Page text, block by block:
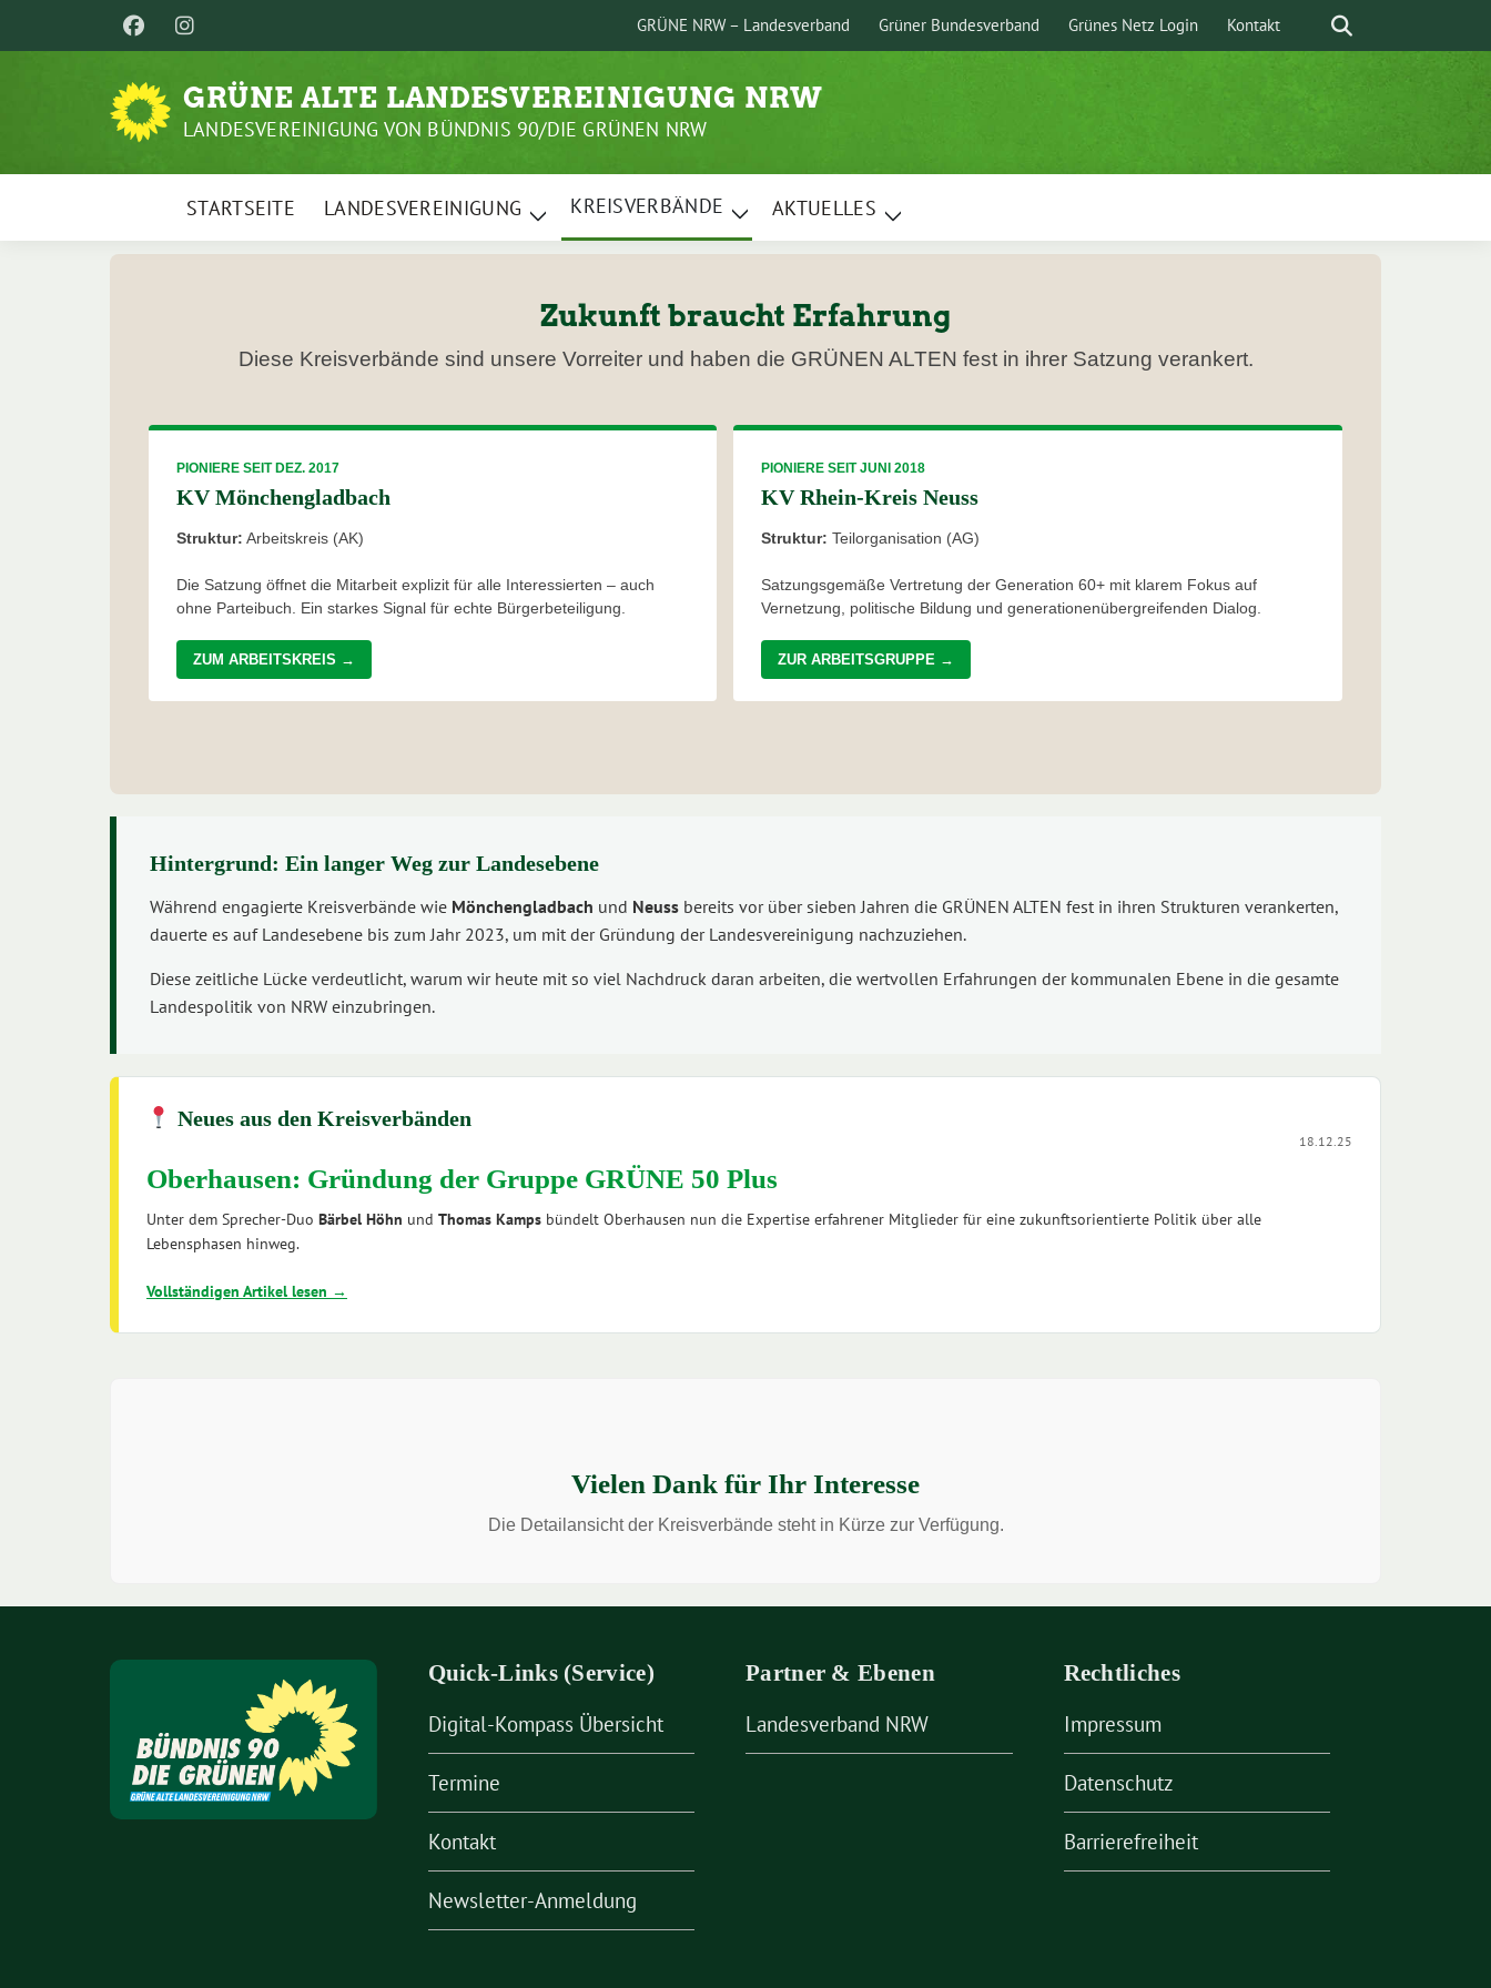
zum
GRÜNE NRW – Landesverband Grüner Bundesverband Grünes Netz Login Kontakt Suche
GRÜNE ALTE LANDESVEREINIGUNG NRW
LANDESVEREINIGUNG VON BÜNDNIS 90/DIE GRÜNEN NRW
STARTSEITE
LANDESVEREINIGUNG
Zeige
Untermenü
KREISVERBÄNDE
Zeige
Untermenü
AKTUELLES
Zeige
Untermenü
Zukunft braucht Erfahrung
Diese Kreisverbände sind unsere Vorreiter und haben die GRÜNEN ALTEN fest in ihrer Satzung verankert.
PIONIERE SEIT DEZ. 2017
KV Mönchengladbach
Struktur: Arbeitskreis (AK)
Die Satzung öffnet die Mitarbeit explizit für alle Interessierten – auch
ohne Parteibuch. Ein starkes Signal für echte Bürgerbeteiligung.
ZUM ARBEITSKREIS →
PIONIERE SEIT JUNI 2018
KV Rhein-Kreis Neuss
Struktur: Teilorganisation (AG)
Satzungsgemäße Vertretung der Generation 60+ mit klarem Fokus auf
Vernetzung, politische Bildung und generationenübergreifenden Dialog.
ZUR ARBEITSGRUPPE →
Hintergrund: Ein langer Weg zur Landesebene
Während engagierte Kreisverbände wie Mönchengladbach und Neuss bereits vor über sieben Jahren die GRÜNEN ALTEN fest in ihren Strukturen verankerten,
dauerte es auf Landesebene bis zum Jahr 2023, um mit der Gründung der Landesvereinigung nachzuziehen.
Diese zeitliche Lücke verdeutlicht, warum wir heute mit so viel Nachdruck daran arbeiten, die wertvollen Erfahrungen der kommunalen Ebene in die gesamte
Landespolitik von NRW einzubringen.
Neues aus den Kreisverbänden
18.12.25
Oberhausen: Gründung der Gruppe GRÜNE 50 Plus
Unter dem Sprecher-Duo Bärbel Höhn und Thomas Kamps bündelt Oberhausen nun die Expertise erfahrener Mitglieder für eine zukunftsorientierte Politik über alle
Lebensphasen hinweg.
Vollständigen Artikel lesen →
Vielen Dank für Ihr Interesse
Die Detailansicht der Kreisverbände steht in Kürze zur Verfügung.
Quick-Links (Service)
Digital-Kompass Übersicht
Termine
Kontakt
Newsletter-Anmeldung
Partner & Ebenen
Landesverband NRW
Rechtliches
Impressum
Datenschutz
Barrierefreiheit